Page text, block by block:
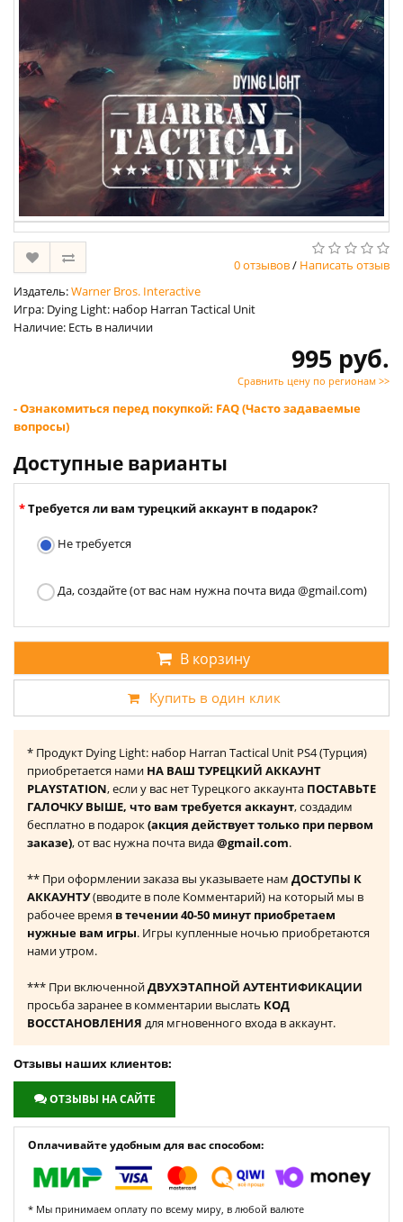
0 отзывов/ Написать отзыв
Издатель:Warner Bros. Interactive
Игра: Dying Light: набор Harran Tactical Unit
Наличие: Есть в наличии
995 руб.
Сравнить цену по регионам >>
- Ознакомиться перед покупкой: FAQ (Часто задаваемые
вопросы)
Доступные варианты
Требуется ли вам турецкий аккаунт в подарок?
Не требуется
Да, создайте (от вас нам нужна почта вида @gmail.com)
В корзину
Купить в один клик
* Продукт Dying Light: набор Harran Tactical Unit PS4 (Турция)
приобретается нами НА ВАШ ТУРЕЦКИЙ АККАУНТ
PLAYSTATION, если у вас нет Турецкого аккаунта ПОСТАВЬТЕ
ГАЛОЧКУ ВЫШЕ, что вам требуется аккаунт, создадим
бесплатно в подарок(акция действует только при первом
заказе), от вас нужна почта вида@gmail.com.
** При оформлении заказа вы указываете нам ДОСТУПЫ К
АККАУНТУ(вводите в поле Комментарий) на который мы в
рабочее время в течении 40-50 минут приобретаем
нужные вам игры. Игры купленные ночью приобретаются
нами утром.
*** При включеннойДВУХЭТАПНОЙ АУТЕНТИФИКАЦИИ
просьба заранее в комментарии выслать КОД
ВОССТАНОВЛЕНИЯ для мгновенного входа в аккаунт.
Отзывы наших клиентов:
ОТЗЫВЫ НА САЙТЕ
Оплачивайте удобным для вас способом:
* Мы принимаем оплату по всему миру, в любой валюте